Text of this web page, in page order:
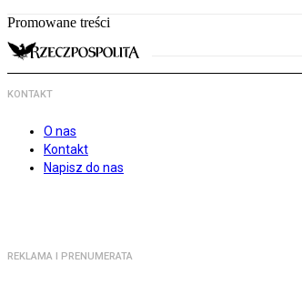
Promowane treści
KONTAKT
O nas
Kontakt
Napisz do nas
REKLAMA I PRENUMERATA